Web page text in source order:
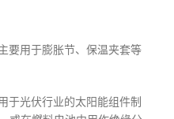
要用于膨胀节、保温夹套等
于光伏行业的太阳能组件制